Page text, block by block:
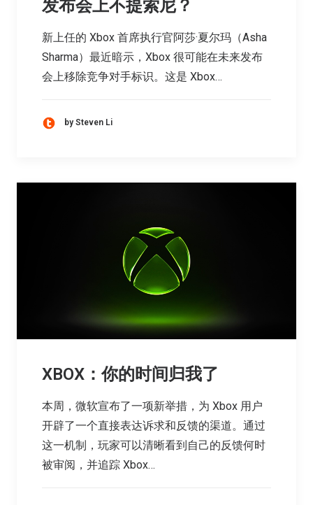
发布会上不提索尼？
新上任的 Xbox 首席执行官阿莎·夏尔玛（Asha
Sharma）最近暗示，Xbox 很可能在未来发布
会上移除竞争对手标识。这是 Xbox…
by Steven Li
XBOX：你的时间归我了
本周，微软宣布了一项新举措，为 Xbox 用户
开辟了一个直接表达诉求和反馈的渠道。通过
这一机制，玩家可以清晰看到自己的反馈何时
被审阅，并追踪 Xbox…